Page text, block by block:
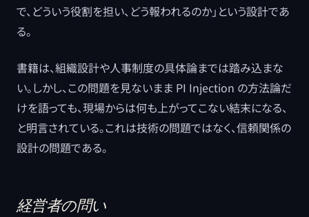
で、どういう役割を担い、どう報われるのか」という設計であ
る。
書籍は、組織設計や人事制度の具体論までは踏み込まな
い。しかし、この問題を見ないまま PI Injection の方法論だ
けを語っても、現場からは何も上がってこない結末になる、
と明言されている。これは技術の問題ではなく、信頼関係の
設計の問題である。
経営者の問い